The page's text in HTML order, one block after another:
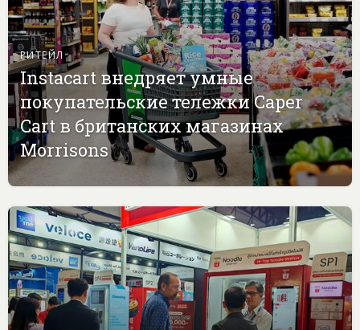
РИТЕЙЛ
Instacart внедряет умные
покупательские тележки Caper
Cart в британских магазинах
Morrisons